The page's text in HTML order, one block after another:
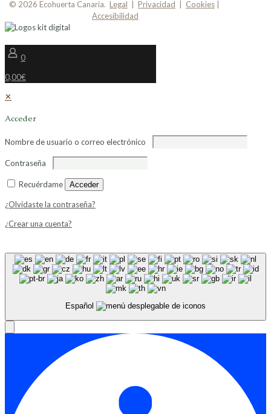
© 2026 Ecohuerta Canaria. Legal Privacidad Cookies
Accesibilidad
0
0,00€
✕
Acceder
Nombre de usuario o correo electrónico
Contraseña
Recuérdame Acceder
¿Olvidaste la contraseña?
¿Crear una cuenta?
Español